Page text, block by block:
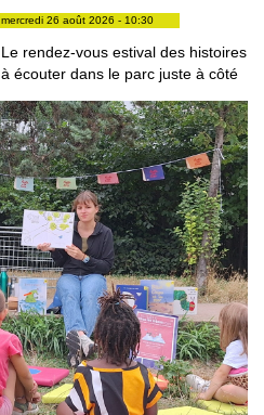
mercredi 26 août 2026 - 10:30
Le rendez-vous estival des histoires
à écouter dans le parc juste à côté